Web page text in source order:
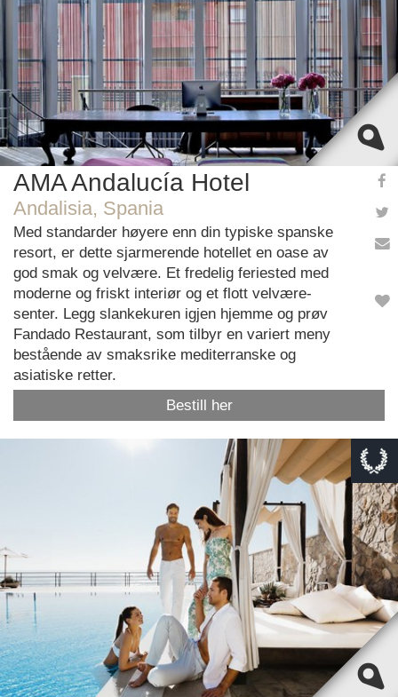
AMA Andalucía Hotel
Andalisia, Spania
Med standarder høyere enn din typiske spanske
resort, er dette sjarmerende hotellet en oase av
god smak og velvære. Et fredelig feriested med
moderne og friskt interiør og et flott velvære-
senter. Legg slankekuren igjen hjemme og prøv
Fandado Restaurant, som tilbyr en variert meny
bestående av smaksrike mediterranske og
asiatiske retter.
Bestill her
This page can't load Google Maps correctly.
Do you own this website?